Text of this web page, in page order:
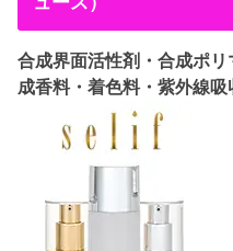
合成界面活性剤・合成ポ
成香料・着色料・紫外線